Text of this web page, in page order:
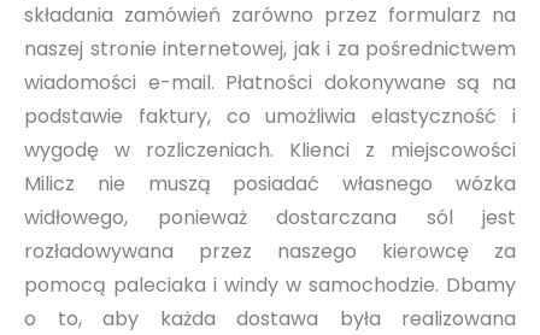
składania zamówień zarówno przez formularz na
naszej stronie internetowej, jak i za pośrednictwem
wiadomości e-mail. Płatności dokonywane są na
podstawie faktury, co umożliwia elastyczność i
wygodę w rozliczeniach. Klienci z miejscowości
Milicz nie muszą posiadać własnego wózka
widłowego, ponieważ dostarczana sól jest
rozładowywana przez naszego kierowcę za
pomocą paleciaka i windy w samochodzie. Dbamy
o to, aby każda dostawa była realizowana